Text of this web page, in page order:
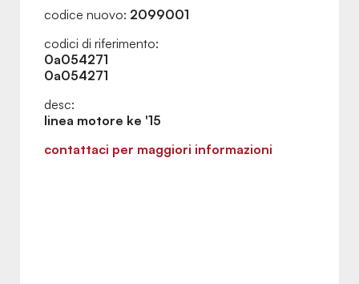
codice nuovo: 2099001
codici di riferimento:
0a054271
0a054271
desc:
linea motore ke '15
contattaci per maggiori informazioni